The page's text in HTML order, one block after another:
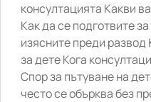
консултацията Какви
Как да се подготвите
изясните преди
за дете Кога
Спор за пътуване на
често се обърква без